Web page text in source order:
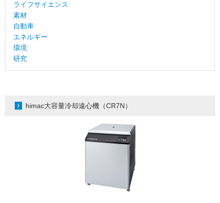
ライフサイエンス
素材
自動車
エネルギー
環境
研究
himac大容量冷却遠心機（CR7N）